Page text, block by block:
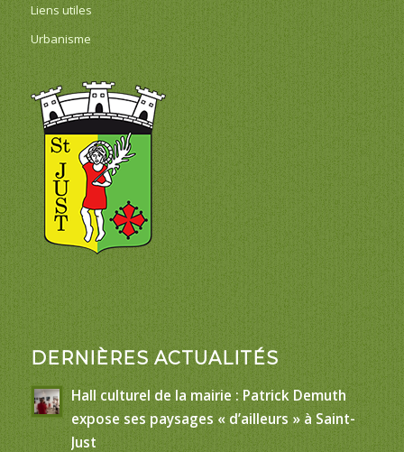
Liens utiles
Urbanisme
DERNIÈRES ACTUALITÉS
Hall culturel de la mairie : Patrick Demuth
expose ses paysages « d’ailleurs » à Saint-
Just